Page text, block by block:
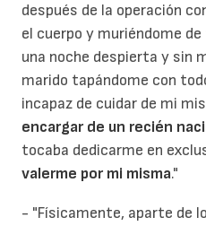
después de la operación
el cuerpo y muriéndome
una noche despierta y sin
marido tapándome con
incapaz de cuidar de mi
encargar de un recién
tocaba dedicarme en
valerme por mi misma."
- "Físicamente, aparte de